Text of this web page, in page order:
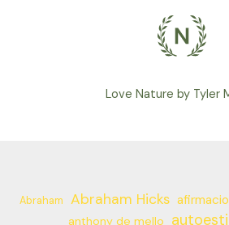
Love Nature by Tyler
Abraham Abraham Hicks
anthony de mello